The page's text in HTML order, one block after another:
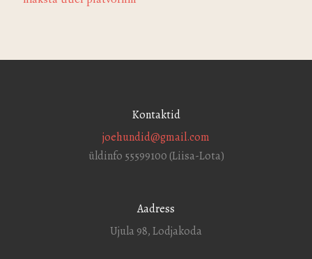
Kontaktid
joehundid@gmail.com
üldinfo 55599100 (Liisa-Lota)
Aadress
Ujula 98, Lodjakoda